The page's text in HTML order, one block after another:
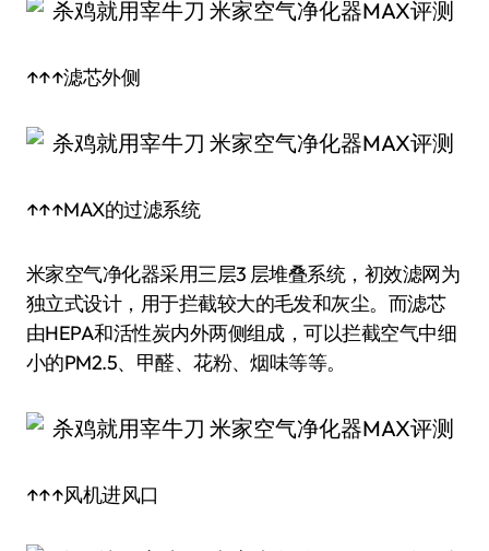
↑↑↑滤芯外侧
↑↑↑MAX的过滤系统
米家空气净化器采用三层3 层堆叠系统，初效滤网为
独立式设计，用于拦截较大的毛发和灰尘。而滤芯
由HEPA和活性炭内外两侧组成，可以拦截空气中细
小的PM2.5、甲醛、花粉、烟味等等。
↑↑↑风机进风口